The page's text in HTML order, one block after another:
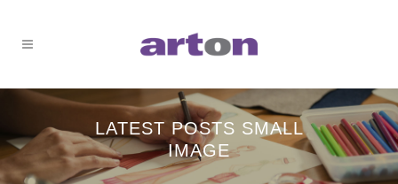
LATEST POSTS SMALL
IMAGE